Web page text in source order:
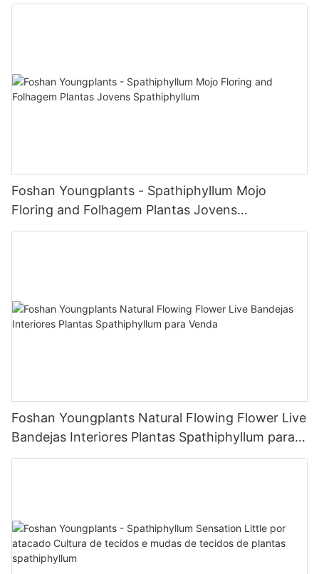
Foshan Youngplants - Spathiphyllum Mojo
Floring and Folhagem Plantas Jovens
Spathiphyllum
Foshan Youngplants Natural Flowing Flower Live
Bandejas Interiores Plantas Spathiphyllum para
Venda